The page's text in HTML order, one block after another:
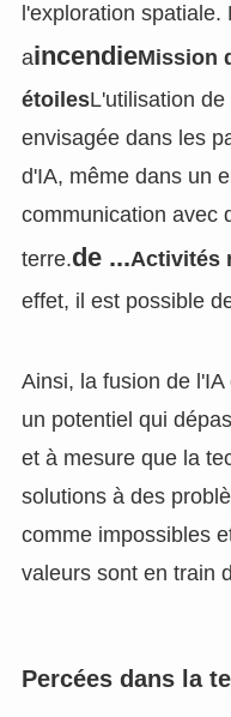
l'exploration spatiale.
aincendieMission
étoilesL'utilisation
envisagée dans les
d'IA, même dans un
communication avec
terre.de ...Activités
effet, il est possible
Ainsi, la fusion de
un potentiel qui
et à mesure que la
solutions à des
comme impossibles
valeurs sont en train
Percées dans la